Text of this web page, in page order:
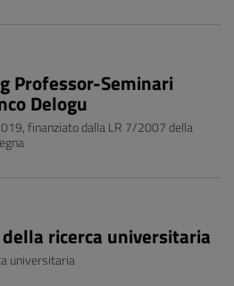
Professor-Seminari
Delogu
finanziato dalla LR 7/2007 della
ricerca universitaria
universitaria